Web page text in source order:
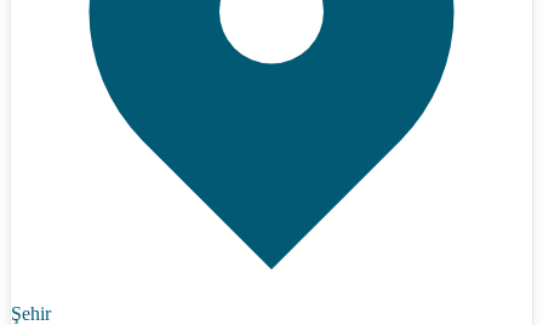
Şehir